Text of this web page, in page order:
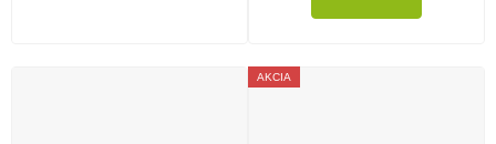
AKCIA